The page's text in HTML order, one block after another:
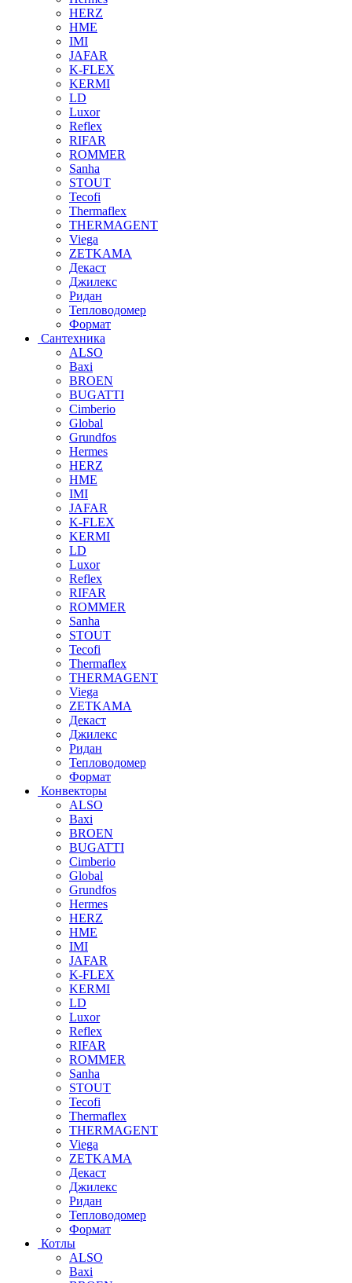
HERZ
HME
IMI
JAFAR
K-FLEX
KERMI
LD
Luxor
Reflex
RIFAR
ROMMER
Sanha
STOUT
Tecofi
Thermaflex
THERMAGENT
Viega
ZETKAMA
Декаст
Джилекс
Ридан
Тепловодомер
Формат
Сантехника
ALSO
Baxi
BROEN
BUGATTI
Cimberio
Global
Grundfos
Hermes
HERZ
HME
IMI
JAFAR
K-FLEX
KERMI
LD
Luxor
Reflex
RIFAR
ROMMER
Sanha
STOUT
Tecofi
Thermaflex
THERMAGENT
Viega
ZETKAMA
Декаст
Джилекс
Ридан
Тепловодомер
Формат
Конвекторы
ALSO
Baxi
BROEN
BUGATTI
Cimberio
Global
Grundfos
Hermes
HERZ
HME
IMI
JAFAR
K-FLEX
KERMI
LD
Luxor
Reflex
RIFAR
ROMMER
Sanha
STOUT
Tecofi
Thermaflex
THERMAGENT
Viega
ZETKAMA
Декаст
Джилекс
Ридан
Тепловодомер
Формат
Котлы
ALSO
Baxi